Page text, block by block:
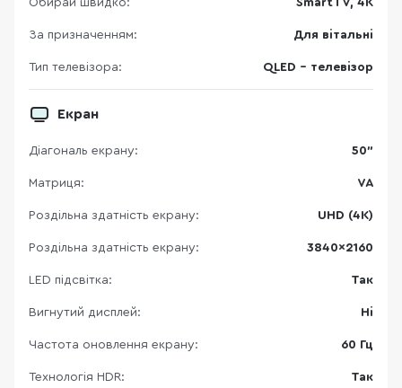
Обирай швидко: SmartTV, 4K
За призначенням: Для вітальні
Тип телевізора: QLED - телевізор
Екран
Діагональ екрану: 50"
Матриця: VA
Роздільна здатність екрану: UHD (4K)
Роздільна здатність екрану: 3840×2160
LED підсвітка: Так
Вигнутий дисплей: Ні
Частота оновлення екрану: 60 Гц
Технологія HDR: Так